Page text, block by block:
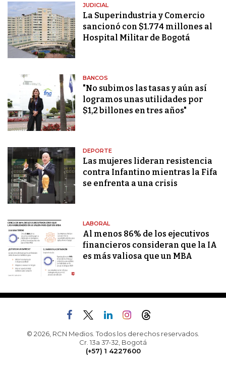
JUDICIAL
La Superindustria y Comercio
sancionó con $1.774 millones al
Hospital Militar de Bogotá
BANCOS
"No subimos las tasas y aún así
logramos unas utilidades por
$1,2 billones en tres años"
DEPORTE
Las mujeres lideran resistencia
contra Infantino mientras la Fifa
se enfrenta a una crisis
LABORAL
Al menos 86% de los ejecutivos
financieros consideran que la IA
es más valiosa que un MBA
© 2026, RCN Medios. Todos los derechos reservados.
Cr. 13a 37-32, Bogotá
(+57) 1 4227600